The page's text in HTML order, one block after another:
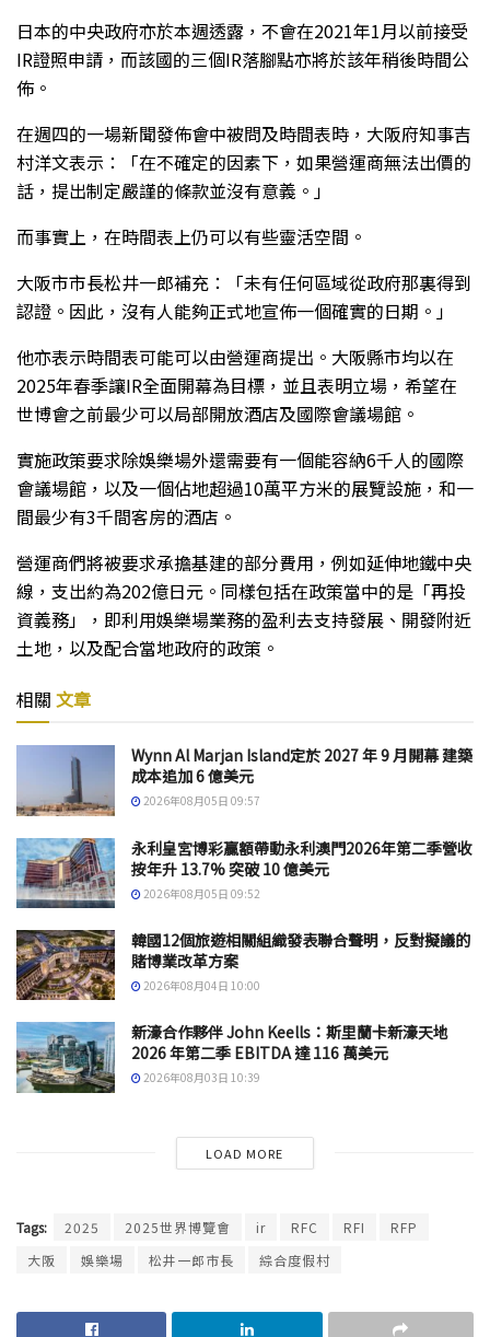
日本的中央政府亦於本週透露，不會在2021年1月以前接受
IR證照申請，而該國的三個IR落腳點亦將於該年稍後時間公
佈。
在週四的一場新聞發佈會中被問及時間表時，大阪府知事吉
村洋文表示：「在不確定的因素下，如果營運商無法出價的
話，提出制定嚴謹的條款並沒有意義。」
而事實上，在時間表上仍可以有些靈活空間。
大阪市市長松井一郎補充：「未有任何區域從政府那裏得到
認證。因此，沒有人能夠正式地宣佈一個確實的日期。」
他亦表示時間表可能可以由營運商提出。大阪縣市均以在
2025年春季讓IR全面開幕為目標，並且表明立場，希望在
世博會之前最少可以局部開放酒店及國際會議場館。
實施政策要求除娛樂場外還需要有一個能容納6千人的國際
會議場館，以及一個佔地超過10萬平方米的展覽設施，和一
間最少有3千間客房的酒店。
營運商們將被要求承擔基建的部分費用，例如延伸地鐵中央
線，支出約為202億日元。同樣包括在政策當中的是「再投
資義務」，即利用娛樂場業務的盈利去支持發展、開發附近
土地，以及配合當地政府的政策。
相關 文章
Wynn Al Marjan Island定於 2027 年 9 月開幕 建築
成本追加 6 億美元
2026年08月05日 09:57
永利皇宮博彩贏額帶動永利澳門2026年第二季營收
按年升 13.7% 突破 10 億美元
2026年08月05日 09:52
韓國12個旅遊相關組織發表聯合聲明，反對擬議的
賭博業改革方案
2026年08月04日 10:00
新濠合作夥伴 John Keells：斯里蘭卡新濠天地
2026 年第二季 EBITDA 達 116 萬美元
2026年08月03日 10:39
LOAD MORE
Tags: 2025 2025世界博覽會 ir RFC RFI
RFP
大阪
娛樂場 松井一郎市長 綜合度假村